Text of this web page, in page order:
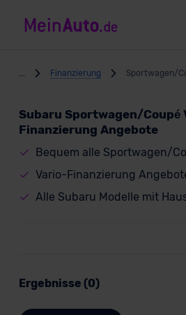
Finanzierung Sportwagen/
Subaru Sportwagen/Coupé
Finanzierung Angebote
Bequem alle Sportwagen/
Vario-Finanzierung
Alle Subaru Modelle mit
Ergebnisse (0)